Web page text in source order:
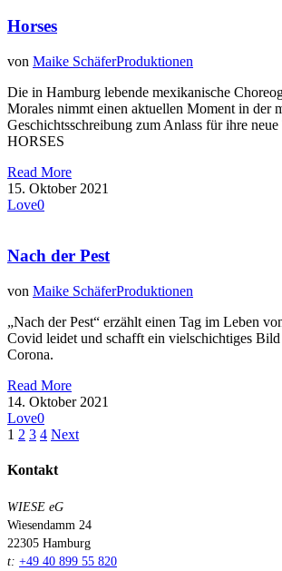
Horses
von Maike SchäferProduktionen
Die in Hamburg lebende mexikanische
Morales nimmt einen aktuellen Moment in der
Geschichtsschreibung zum Anlass für ihre
HORSES
Read More
15. Oktober 2021
Love0
Nach der Pest
von Maike SchäferProduktionen
„Nach der Pest“ erzählt einen Tag im Leben
Covid leidet und schafft ein vielschichtiges Bild
Corona.
Read More
14. Oktober 2021
Love0
1 2 3 4 Next
Kontakt
WIESE eG
Wiesendamm 24
22305 Hamburg
t: +49 40 899 55 820